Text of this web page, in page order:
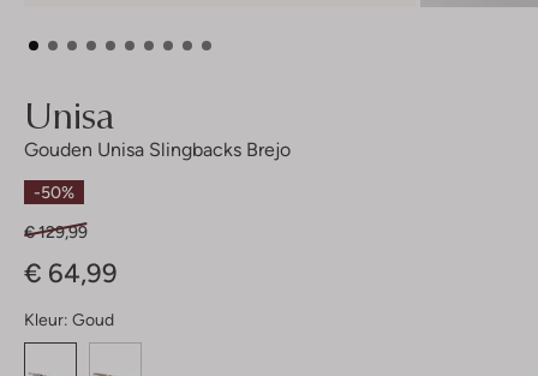
Unisa
Gouden Unisa Slingbacks Brejo
-50%
€ 129,99
€ 64,99
Kleur: Goud